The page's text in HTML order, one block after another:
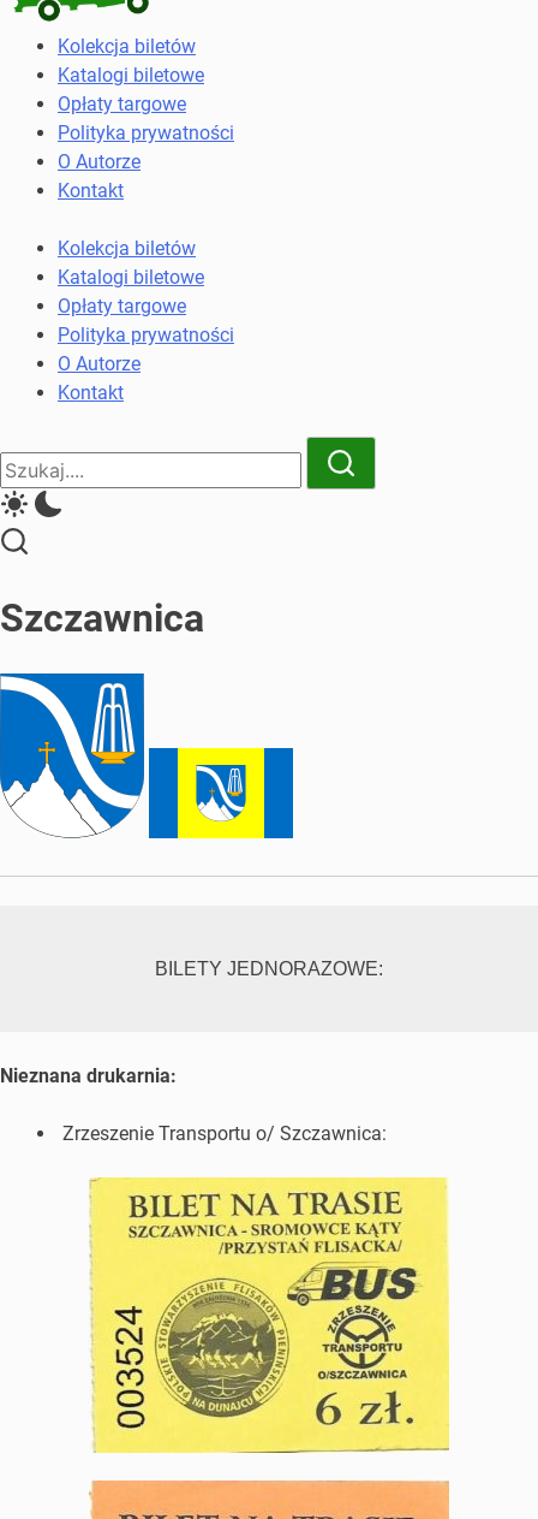
Kolekcja
biletów
komunikacji
miejskiej
kolejowych
Kolekcja biletów
Katalogi biletowe
Opłaty targowe
Polityka prywatności
O Autorze
Kontakt
Kolekcja biletów
Katalogi biletowe
Opłaty targowe
Polityka prywatności
O Autorze
Kontakt
Close
Search
Search
Szczawnica
BILETY JEDNORAZOWE:
Nieznana drukarnia:
Zrzeszenie Transportu o/ Szczawnica: